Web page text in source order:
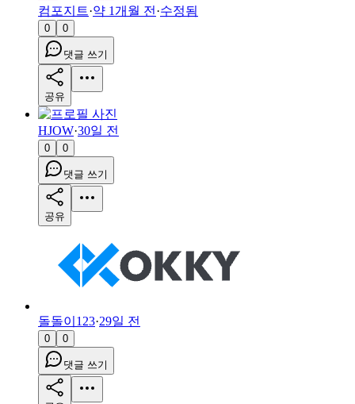
컴포지트·약 1개월 전 ·수정됨
0 0
댓글 쓰기
공유
HJOW·30일 전
0 0
댓글 쓰기
공유
돌돌이123·29일 전
0 0
댓글 쓰기